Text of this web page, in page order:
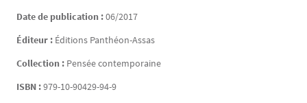
Date de publication :06/2017
Éditeur : Éditions Panthéon-Assas
Collection : Pensée contemporaine
ISBN :979-10-90429-94-9